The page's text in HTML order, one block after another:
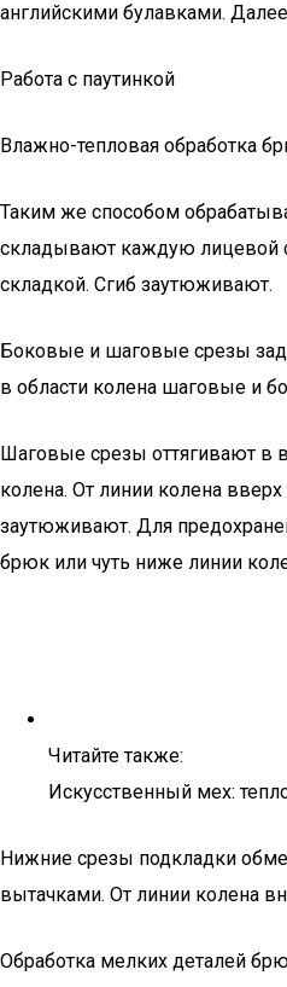
английскими булавками.
Работа с паутинкой
Влажно-тепловая обработка
Таким же способом
складывают каждую лицевой
складкой. Сгиб заутюживают.
Боковые и шаговые срезы
в области колена шаговые и
Шаговые срезы оттягивают в
колена. От линии колена
заутюживают. Для
брюк или чуть ниже линии
Читайте также:
Искусственный мех:
Нижние срезы подкладки
вытачками. От линии колена
Обработка мелких деталей